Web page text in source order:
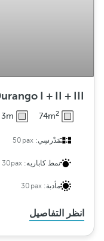
I + II + III
74m2 3m الارتفاع
مَدْرسِي:50pax
نمط كاباريه: 30pax
مأدبة:30pax
انظر التفاصيل